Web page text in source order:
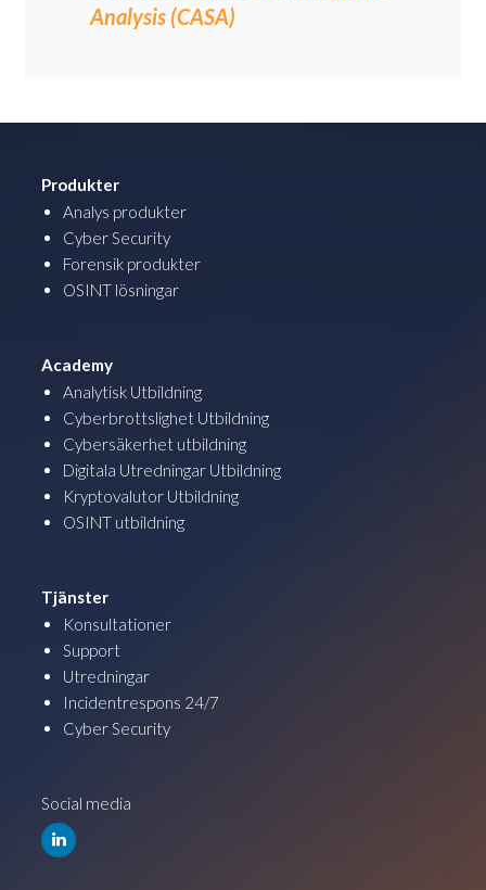
Analysis (CASA)
Produkter
Analys produkter
Cyber Security
Forensik produkter
OSINT lösningar
Academy
Analytisk Utbildning
Cyberbrottslighet Utbildning
Cybersäkerhet utbildning
Digitala Utredningar Utbildning
Kryptovalutor Utbildning
OSINT utbildning
Tjänster
Konsultationer
Support
Utredningar
Incidentrespons 24/7
Cyber Security
Social media